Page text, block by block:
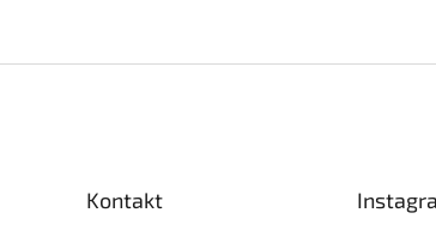
Kontakt